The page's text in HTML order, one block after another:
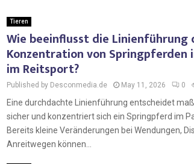
Tieren
Wie beeinflusst die Linienführung
Konzentration von Springpferden
im Reitsport?
Published by Desconmedia.de May 11, 2026 0
Eine durchdachte Linienführung entscheidet
sicher und konzentriert sich ein Springpferd im
Bereits kleine Veränderungen bei Wendungen,
Anreitwegen können...